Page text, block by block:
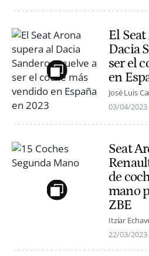
El
Dacia
ser el
en
José Luis
03/04/2023
Seat
de
mano
ZBE
Itziar
22/03/2023